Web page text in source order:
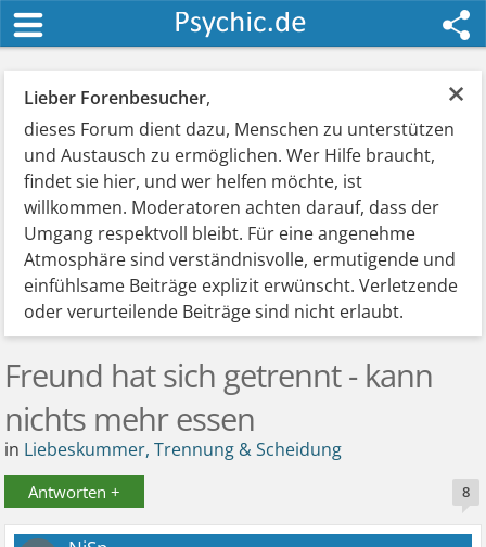
×
Lieber Forenbesucher,
dieses Forum dient dazu, Menschen zu unterstützen
und Austausch zu ermöglichen. Wer Hilfe braucht,
findet sie hier, und wer helfen möchte, ist
willkommen. Moderatoren achten darauf, dass der
Umgang respektvoll bleibt. Für eine angenehme
Atmosphäre sind verständnisvolle, ermutigende und
einfühlsame Beiträge explizit erwünscht. Verletzende
oder verurteilende Beiträge sind nicht erlaubt.
Freund hat sich getrennt - kann
nichts mehr essen
in Liebeskummer, Trennung & Scheidung
Antworten + 8